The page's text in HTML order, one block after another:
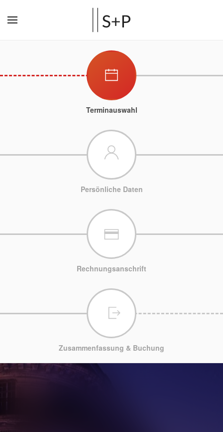
Terminauswahl
Persönliche Daten
Rechnungsanschrift
Zusammenfassung & Buchung